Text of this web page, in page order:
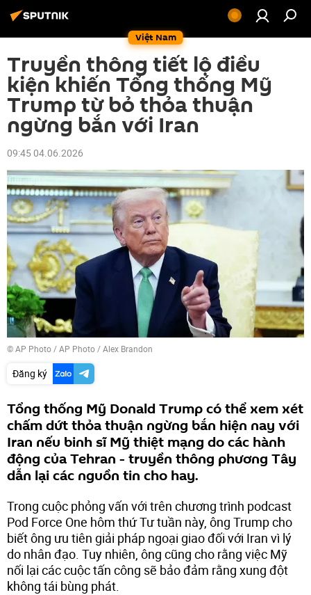
Việt Nam
Truyền thông tiết lộ điều
kiện khiến Tổng thống Mỹ
Trump từ bỏ thỏa thuận
ngừng bắn với Iran
09:45 04.06.2026
© AP Photo / AP Photo / Alex Brandon
Đăng ký
Tổng thống Mỹ Donald Trump có thể xem xét
chấm dứt thỏa thuận ngừng bắn hiện nay với
Iran nếu binh sĩ Mỹ thiệt mạng do các hành
động của Tehran - truyền thông phương Tây
dẫn lại các nguồn tin cho hay.
Trong cuộc phỏng vấn với trên chương trình podcast
Pod Force One hôm thứ Tư tuần này, ông Trump cho
biết ông ưu tiên giải pháp ngoại giao đối với Iran vì lý
do nhân đạo. Tuy nhiên, ông cũng cho rằng việc Mỹ
nối lại các cuộc tấn công sẽ bảo đảm rằng xung đột
không tái bùng phát.